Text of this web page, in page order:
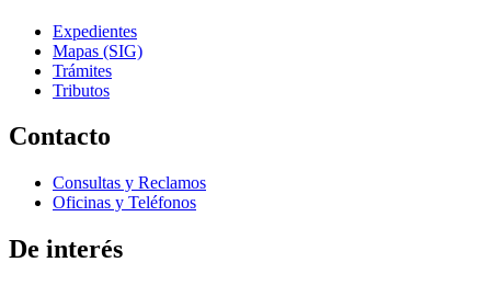
Expedientes
Mapas (SIG)
Trámites
Tributos
Contacto
Consultas y Reclamos
Oficinas y Teléfonos
De interés